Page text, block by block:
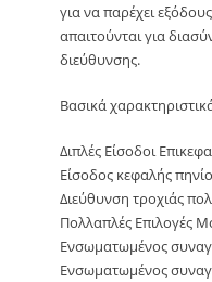
για να παρέχει
απαιτούνται για
διεύθυνσης.
Βασικά
Διπλές Είσοδοι
Είσοδος κεφαλής
Διεύθυνση τροχιάς
Πολλαπλές Επιλογές
Ενσωματωμένος
Ενσωματωμένος